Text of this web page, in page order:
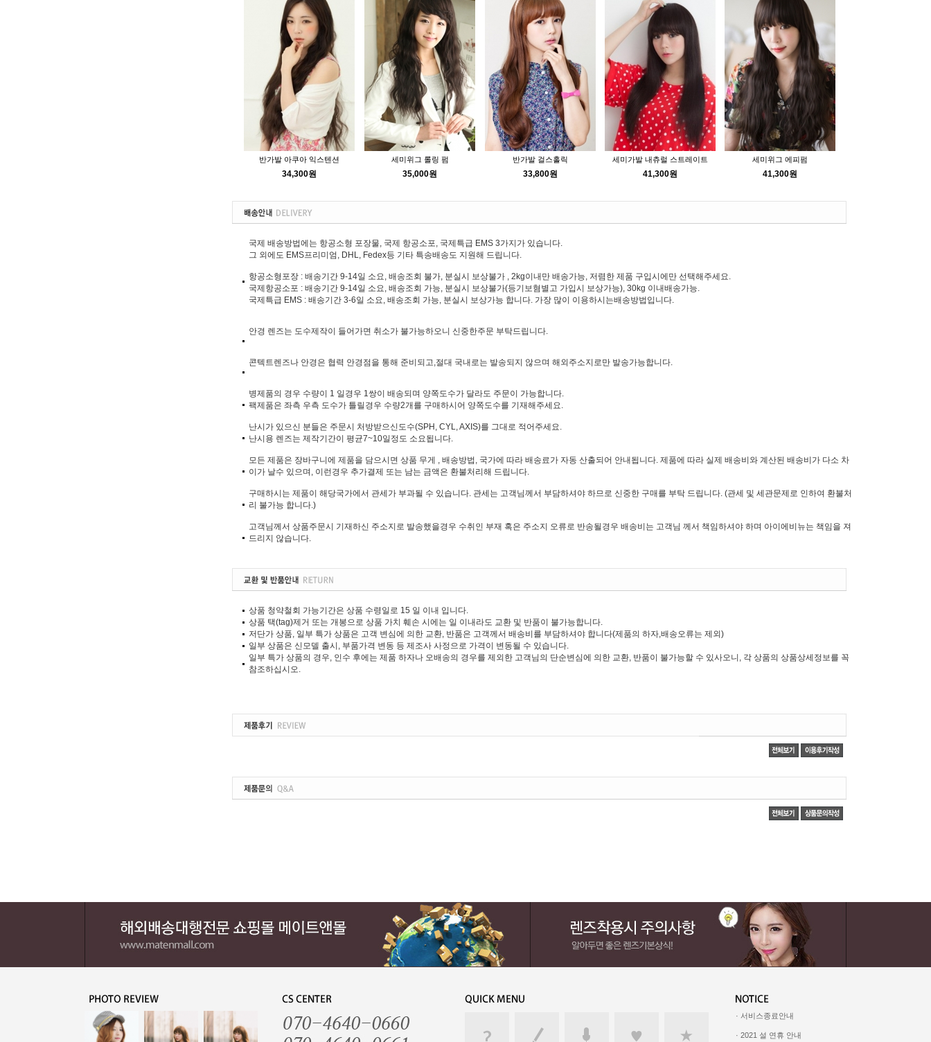
반가발 아쿠아 익스텐션
34,300원
세미위그 롤링 펌
35,000원
반가발 걸스홀릭
33,800원
세미가발 내츄럴 스트레이트
41,300원
세미위그 에피펌
41,300원
국제 배송방법에는 항공소형 포장물, 국제 항공소포, 국제특급 EMS 3가지가 있습니다.
그 외에도 EMS프리미엄, DHL, Fedex등 기타 특송배송도 지원해 드립니다.
항공소형포장 : 배송기간 9-14일 소요, 배송조회 불가, 분실시 보상불가 , 2kg이내만 배송가능, 저렴한 제품 구입시에만 선택해주세요.
국제항공소포 : 배송기간 9-14일 소요, 배송조회 가능, 분실시 보상불가(등기보혐별고 가입시 보상가능), 30kg 이내배송가능.
국제특급 EMS : 배송기간 3-6일 소요, 배송조회 가능, 분실시 보상가능 합니다. 가장 많이 이용하시는배송방법입니다.
안경 렌즈는 도수제작이 들어가면 취소가 불가능하오니 신중한주문 부탁드립니다.
콘텍트렌즈나 안경은 협력 안경점을 통해 준비되고,절대 국내로는 발송되지 않으며 해외주소지로만 발송가능합니다.
병제품의 경우 수량이 1 일경우 1쌍이 배송되며 양쪽도수가 달라도 주문이 가능합니다.
팩제품은 좌측 우측 도수가 틀릴경우 수량2개를 구매하시어 양쪽도수를 기재해주세요.
난시가 있으신 분들은 주문시 처방받으신도수(SPH, CYL, AXIS)를 그대로 적어주세요.
난시용 렌즈는 제작기간이 평균7~10일정도 소요됩니다.
모든 제품은 장바구니에 제품을 담으시면 상품 무게 , 배송방법, 국가에 따라 배송료가 자동 산출되어 안내됩니다. 제품에 따라 실제 배송비와 계산된 배송비가 다소 차
이가 날수 있으며, 이런경우 추가결제 또는 남는 금액은 환불처리해 드립니다.
구매하시는 제품이 해당국가에서 관세가 부과될 수 있습니다. 관세는 고객님께서 부담하셔야 하므로 신중한 구매를 부탁 드립니다. (관세 및 세관문제로 인하여 환불처
리 불가능 합니다.)
고객님께서 상품주문시 기재하신 주소지로 발송했을경우 수취인 부재 혹은 주소지 오류로 반송될경우 배송비는 고객님 께서 책임하셔야 하며 아이에비뉴는 책임을 져
드리지 않습니다.
상품 청약철회 가능기간은 상품 수령일로 15 일 이내 입니다.
상품 택(tag)제거 또는 개봉으로 상품 가치 훼손 시에는 일 이내라도 교환 및 반품이 불가능합니다.
저단가 상품, 일부 특가 상품은 고객 변심에 의한 교환, 반품은 고객께서 배송비를 부담하셔야 합니다(제품의 하자,배송오류는 제외)
일부 상품은 신모델 출시, 부품가격 변동 등 제조사 사정으로 가격이 변동될 수 있습니다.
일부 특가 상품의 경우, 인수 후에는 제품 하자나 오배송의 경우를 제외한 고객님의 단순변심에 의한 교환, 반품이 불가능할 수 있사오니, 각 상품의 상품상세정보를 꼭
참조하십시오.
· 서비스종료안내
· 2021 설 연휴 안내